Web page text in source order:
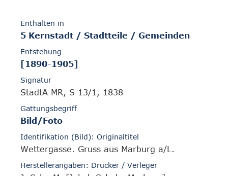
Enthalten in
5 Kernstadt / Stadtteile / Gemeinden
Entstehung
[1890-1905]
Signatur
StadtA MR, S 13/1, 1838
Gattungsbegriff
Bild/Foto
Identifikation (Bild): Originaltitel
Wettergasse. Gruss aus Marburg a/L.
Herstellerangaben: Drucker / Verleger